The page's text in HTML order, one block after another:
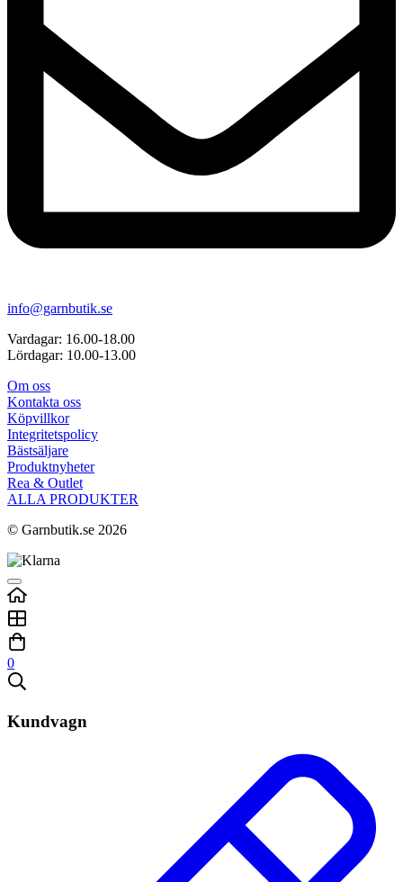
info@garnbutik.se
Vardagar: 16.00-18.00
Lördagar: 10.00-13.00
Om oss
Kontakta oss
Köpvillkor
Integritetspolicy
Bästsäljare
Produktnyheter
Rea & Outlet
ALLA PRODUKTER
© Garnbutik.se 2026
0
Kundvagn